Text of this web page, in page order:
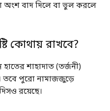
অংশ বাদ দিলে বা ভুল করলে
কোথায় রাখবে?
শাহাদাত (তর্জনী)
তবে পুরো নামাজজুড়ে
রয়েছে।